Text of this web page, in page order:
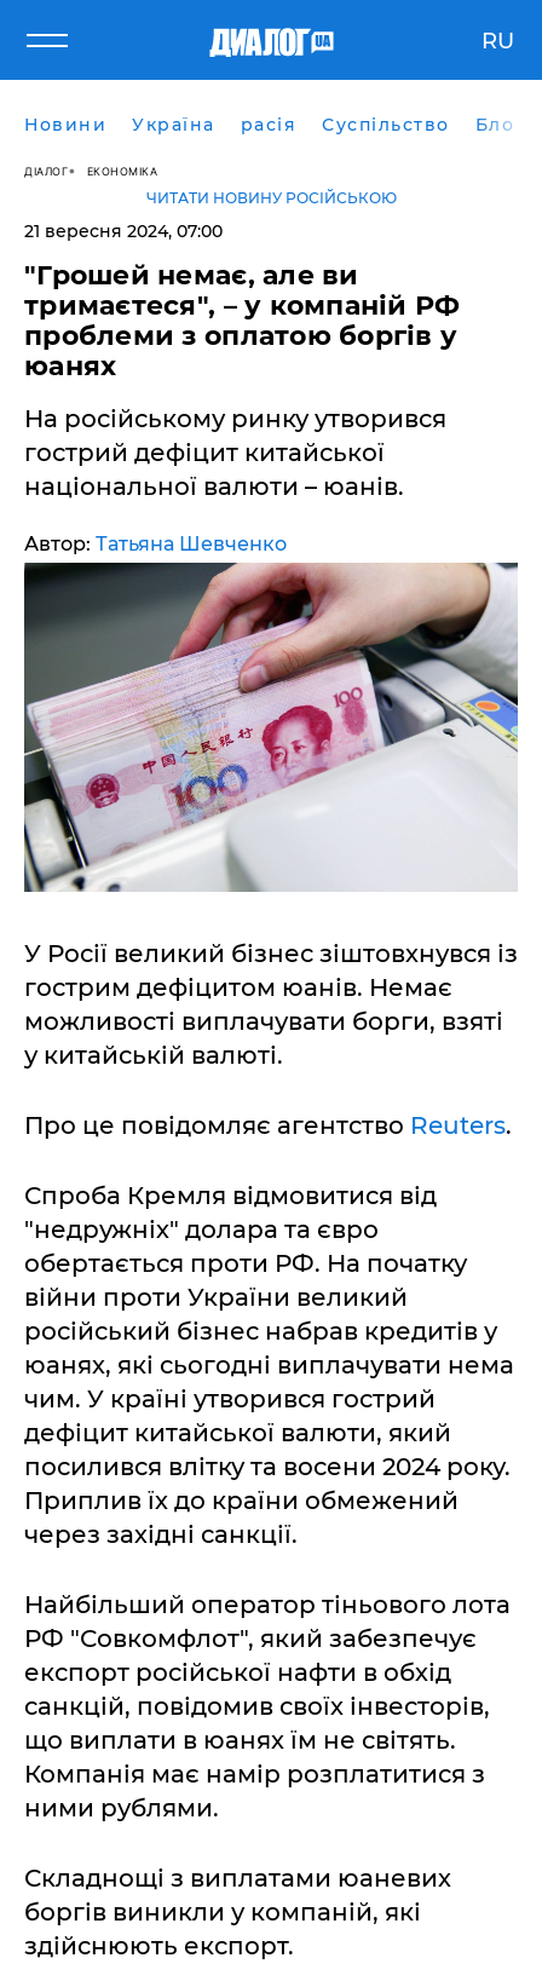
RU
Новини Україна расія Суспільство Блоги
ДІАЛОГ ЕКОНОМІКА
ЧИТАТИ НОВИНУ РОСІЙСЬКОЮ
21 вересня 2024, 07:00
"Грошей немає, але ви
тримаєтеся", – у компаній РФ
проблеми з оплатою боргів у
юанях
На російському ринку утворився
гострий дефіцит китайської
національної валюти – юанів.
Автор: Татьяна Шевченко
У Росії великий бізнес зіштовхнувся із
гострим дефіцитом юанів. Немає
можливості виплачувати борги, взяті
у китайській валюті.
Про це повідомляє агентство Reuters.
Спроба Кремля відмовитися від
"недружніх" долара та євро
обертається проти РФ. На початку
війни проти України великий
російський бізнес набрав кредитів у
юанях, які сьогодні виплачувати нема
чим. У країні утворився гострий
дефіцит китайської валюти, який
посилився влітку та восени 2024 року.
Приплив їх до країни обмежений
через західні санкції.
Найбільший оператор тіньового лота
РФ "Совкомфлот", який забезпечує
експорт російської нафти в обхід
санкцій, повідомив своїх інвесторів,
що виплати в юанях їм не світять.
Компанія має намір розплатитися з
ними рублями.
Складнощі з виплатами юаневих
боргів виникли у компаній, які
здійснюють експорт.